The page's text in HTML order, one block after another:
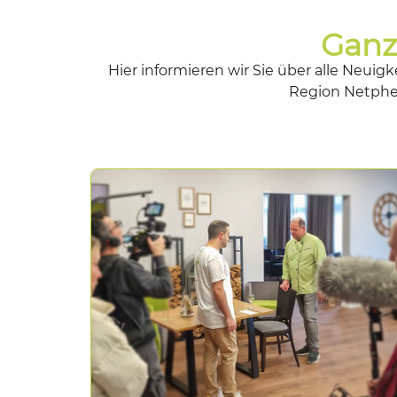
Hier informieren wir Sie über alle
Region